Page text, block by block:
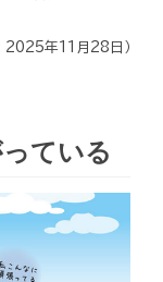
2025年11月28日 ）
ている